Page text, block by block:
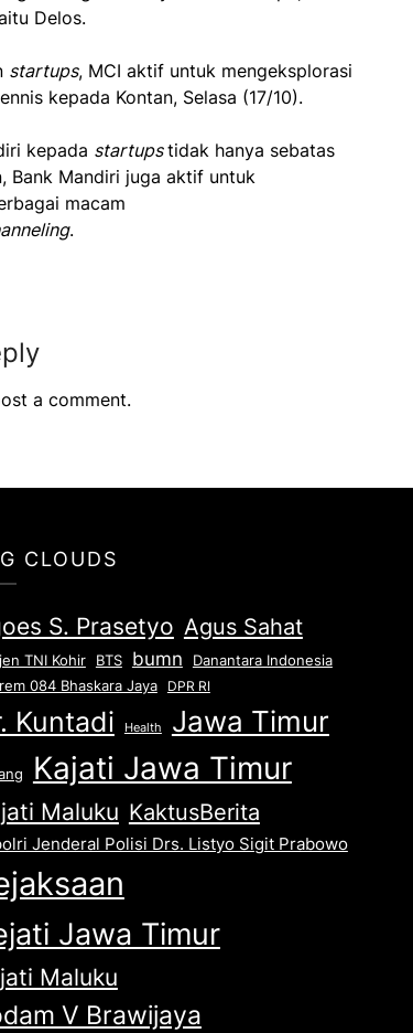
Delos.
startups, MCI aktif untuk mengeksplorasi
kepada Kontan, Selasa (17/10).
kepada startupstidak hanya sebatas
Bank Mandiri juga aktif untuk
macam
.
a comment.
CLOUDS
S. Prasetyo Agus Sahat
TNI Kohir BTS bumn
Danantara Indonesia
084 Bhaskara Jaya
DPR RI
Kuntadi Health Jawa Timur
Kajati Jawa Timur
Maluku KaktusBerita
Jenderal Polisi Drs. Listyo Sigit Prabowo
Jawa Timur
Maluku
V Brawijaya